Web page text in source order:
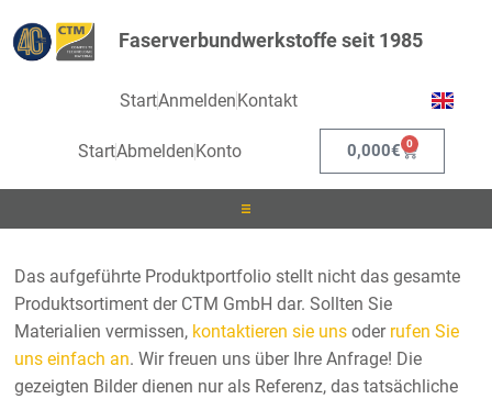
Faserverbundwerkstoffe seit 1985
StartAnmeldenKontakt
StartAbmelden Konto 0,000€ 0
Kleben
Das aufgeführte Produktportfolio stellt nicht das gesamte
Produktsortiment der CTM GmbH dar. Sollten Sie
Materialien vermissen, kontaktieren sie uns oder rufen Sie
uns einfach an. Wir freuen uns über Ihre Anfrage! Die
gezeigten Bilder dienen nur als Referenz, das tatsächliche